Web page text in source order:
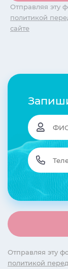
Отправляя эту
политикой
сайте
Отправляя эту
политикой